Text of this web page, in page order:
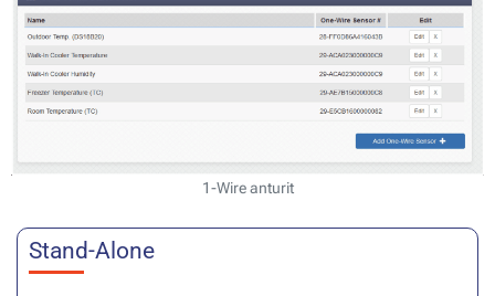
1-Wire anturit
Stand-Alone